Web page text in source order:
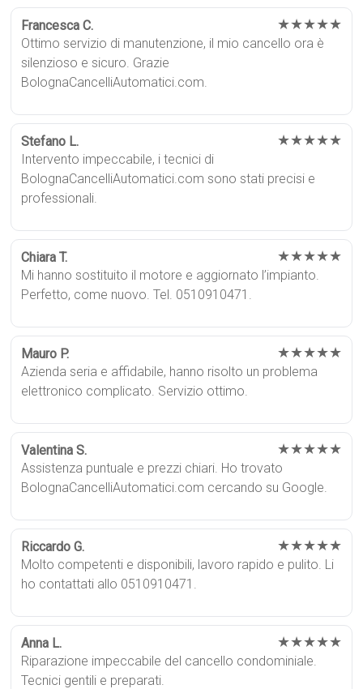
Francesca C. ★★★★★
Ottimo servizio di manutenzione, il mio cancello ora è
silenzioso e sicuro. Grazie
BolognaCancelliAutomatici.com.
Stefano L. ★★★★★
Intervento impeccabile, i tecnici di
BolognaCancelliAutomatici.com sono stati precisi e
professionali.
Chiara T. ★★★★★
Mi hanno sostituito il motore e aggiornato l’impianto.
Perfetto, come nuovo. Tel. 0510910471.
Mauro P. ★★★★★
Azienda seria e affidabile, hanno risolto un problema
elettronico complicato. Servizio ottimo.
Valentina S. ★★★★★
Assistenza puntuale e prezzi chiari. Ho trovato
BolognaCancelliAutomatici.com cercando su Google.
Riccardo G. ★★★★★
Molto competenti e disponibili, lavoro rapido e pulito. Li
ho contattati allo 0510910471.
Anna L. ★★★★★
Riparazione impeccabile del cancello condominiale.
Tecnici gentili e preparati.